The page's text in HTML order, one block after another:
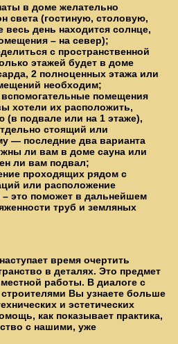
в доме желательно
света (гостиную, столовую,
весь день находится солнце,
– на север);
с пространственной
этажей будет в доме
2 полноценных этажа или
необходим;
помещения
хотели их расположить,
(в подвале или на 1 этаже),
стоящий или
— последние два варианта
ли вам в доме сауна или
ли вам подвал;
проходящих рядом с
или расположение
– это поможет в дальнейшем
труб и земляных
время очертить
в деталях. Это предмет
работы. В диалоге с
Вы узнаете больше
и эстетических
как показывает практика,
с нашими, уже